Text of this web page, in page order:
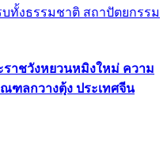
ทั้งธรรมชาติ สถาปัตยกรรม
ะราชวังหยวนหมิงใหม่ ความ
ฑลกวางตุ้ง ประเทศจีน